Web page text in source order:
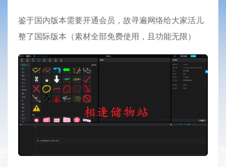
鉴于国内版本需要开通会员，故寻遍网络给大家活儿
整了国际版本（素材全部免费使用，且功能无限）